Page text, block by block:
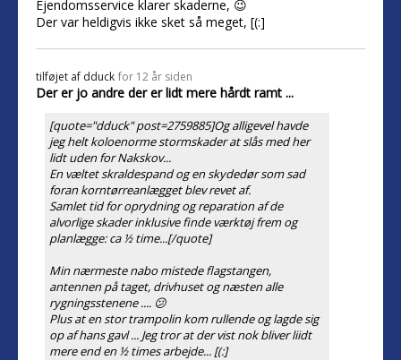
Ejendomsservice klarer skaderne, 😉
Der var heldigvis ikke sket så meget, [(:]
tilføjet af dduck for 12 år siden
Der er jo andre der er lidt mere hårdt ramt ...
[quote="dduck" post=2759885]Og alligevel havde
jeg helt koloenorme stormskader at slås med her
lidt uden for Nakskov...
En væltet skraldespand og en skydedør som sad
foran korntørreanlægget blev revet af.
Samlet tid for oprydning og reparation af de
alvorlige skader inklusive finde værktøj frem og
planlægge: ca ½ time...[/quote]
Min nærmeste nabo mistede flagstangen,
antennen på taget, drivhuset og næsten alle
rygningsstenene .... 😕
Plus at en stor trampolin kom rullende og lagde sig
op af hans gavl ... Jeg tror at der vist nok bliver liidt
mere end en ½ times arbejde... [(:]